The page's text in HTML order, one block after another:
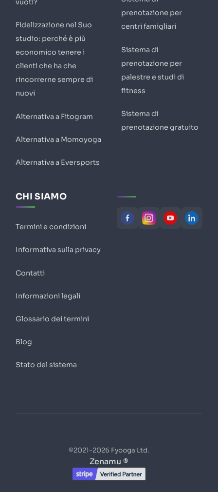
vuoti?
Fidelizzazione nel Suo
studio: perché è più
economico tenere i
clienti che ha che
rincorrerne sempre di
nuovi
Alternativa a Fitogram
Alternativa a Momoyoga
Alternativa a Eversports
prenotazione per
centri famigliari
Sistema di
prenotazione per
palestre e studi di
fitness
Sistema di
prenotazione gratuito
CHI SIAMO
Termini e condizioni
Informativa sulla privacy
Contatti
Informazioni legali
Glossario dei termini
Blog
Stato del sistema
©2021-2026 Fyooga Ltd.
Zenamu ®